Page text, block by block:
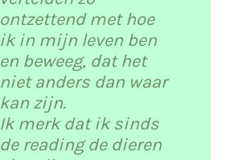
ontzettend met hoe
ik in mijn leven ben
en beweeg, dat het
niet anders dan waar
kan zijn.
Ik merk dat ik sinds
de reading de dieren